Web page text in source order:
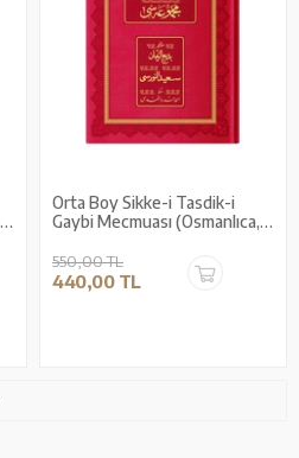
Orta Boy Sikke-i Tasdik-i
Gaybi Mecmuası (Osmanlıca,
550,00 TL
440,00 TL